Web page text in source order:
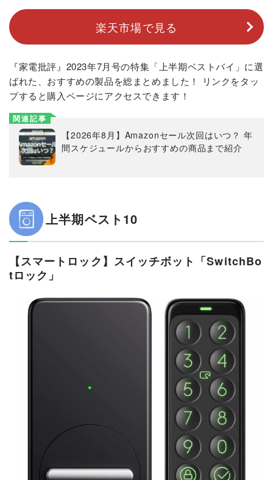
楽天市場で見る
『家電批評』2023年7月号の特集「上半期ベストバイ」に選
ばれた、おすすめの製品を総まとめました！ リンクをタッ
プすると購入ページにアクセスできます！
関連記事
【2026年8月】Amazonセール次回はいつ？ 年
間スケジュールからおすすめの商品まで紹介
上半期ベスト10
【スマートロック】スイッチボット「SwitchBo
tロック」